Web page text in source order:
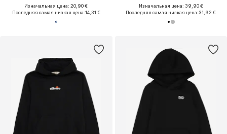
Изначальная цена: 20,90 €
Последняя самая низкая цена:14,31 €
Изначальная цена: 39,90 €
Последняя самая низкая цена:31,92 €